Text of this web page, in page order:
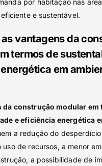
por habitação nas
e sustentável.
as vantagens da
termos de
em
da construção modular em
e eficiência energética
a redução do
de recursos, a menor
a possibilidade de